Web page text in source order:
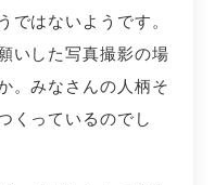
ではないようです。
いした写真撮影の場
。みなさんの人柄そ
くっているのでし